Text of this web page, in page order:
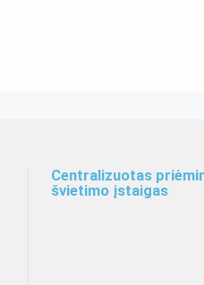
Centralizuotas
švietimo įstaigas